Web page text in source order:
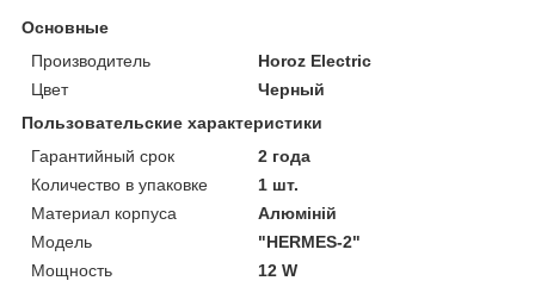
Основные
Производитель
Horoz Electric
Цвет
Черный
Пользовательские характеристики
Гарантийный срок
2 года
Количество в упаковке
1 шт.
Материал корпуса
Алюміній
Модель
"HERMES-2"
Мощность
12 W